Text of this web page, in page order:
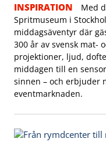
INSPIRATION
Med
Spritmuseum i
middagsäventyr där
300 år av svensk mat-
projektioner, ljud,
middagen till en
sinnen – och erbjuder
eventmarknaden.